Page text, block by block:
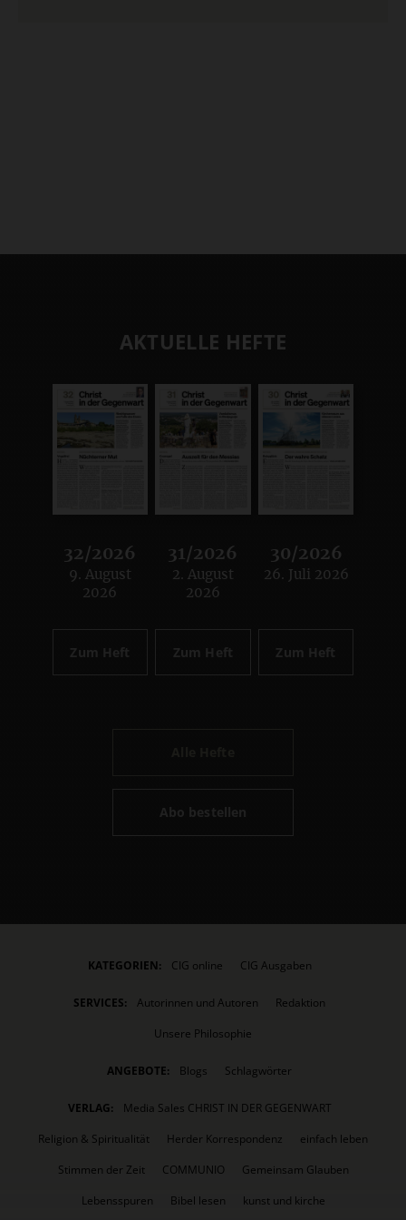
AKTUELLE HEFTE
32/2026
:
9. August
2026
Zum Heft
31/2026
:
2. August
2026
Zum Heft
30/2026
:
26. Juli 2026
Zum Heft
Abo bestellen
KATEGORIEN: CIG online CIG Ausgaben
SERVICES: Autorinnen und Autoren
Redaktion
Unsere Philosophie
ANGEBOTE: Blogs Schlagwörter
VERLAG:
Media Sales CHRIST IN DER GEGENWART
Religion & Spiritualität
Herder Korrespondenz
einfach leben
Stimmen der Zeit
COMMUNIO
Gemeinsam Glauben
Lebensspuren
Bibel lesen kunst und kirche